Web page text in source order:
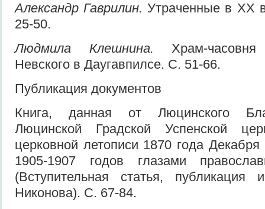
Александр Гаврилин. Утраченные в XX
25-50.
Людмила Клешнина. Храм-
Невского в Даугавпилсе. С. 51-66.
Публикация документов
Книга, данная от Люцинского
Люцинской Градской Успенской
церковной летописи 1870 года
1905-1907 годов глазами
(Вступительная статья,
Никонова). С. 67-84.